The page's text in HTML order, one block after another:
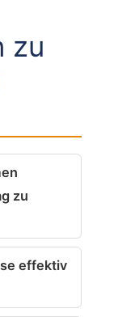
zu
zu
effektiv